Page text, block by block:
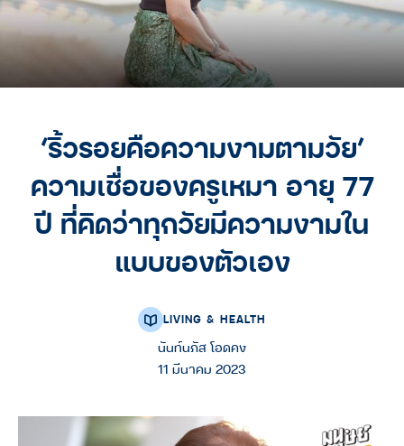
‘ริ้วรอยคือความงามตามวัย’
ความเชื่อของครูเหมา อายุ 77
ปี ที่คิดว่าทุกวัยมีความงามใน
แบบของตัวเอง
LIVING & HEALTH
นันท์นภัส โอดคง
11 มีนาคม 2023